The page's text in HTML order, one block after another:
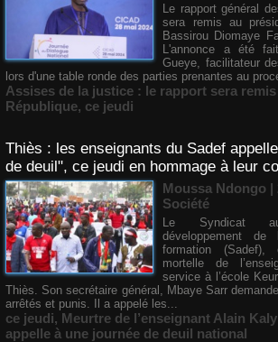
Le rapport général
sera remis au
Bassirou Diomaye
L'annonce a été
Gueye, facilitateur
lors d'une table ronde des parties prenantes au
Assises de la justice : le rapport sera
République, ce jeudi
Thiès : les enseignants du Sadef
de deuil", ce jeudi en hommage à leur
Moussa Ndongo |
Société
Le Syndicat
développement
formation (Sadef),
mortelle de
service à l’école
Thiès. Son secrétaire général, Mbaye Sarr
arrêtés et punis. Il a appelé les...
ce jeudi, Meurtre de l’enseignant Alain
appelle à une journée de deuil national